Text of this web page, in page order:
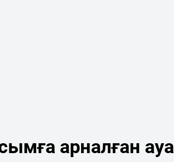
арналған ауа